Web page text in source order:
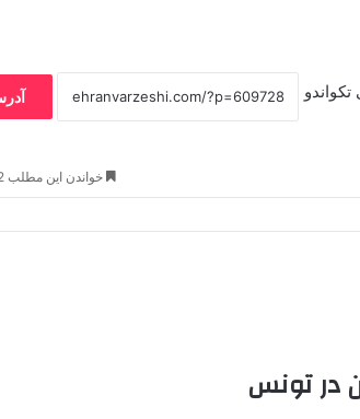
خواندن این مطلب 2 دقیقه زمان میبرد
در تونس